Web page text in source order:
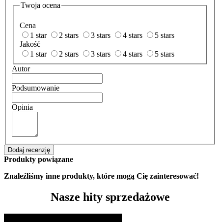
Twoja ocena
Cena
1 star
2 stars 3 stars 4 stars
5 stars
Jakość
1 star
2 stars 3 stars 4 stars
5 stars
Autor
Podsumowanie
Opinia
Dodaj recenzję
Produkty powiązane
Znaleźliśmy inne produkty, które mogą Cię zainteresować!
Nasze hity sprzedażowe